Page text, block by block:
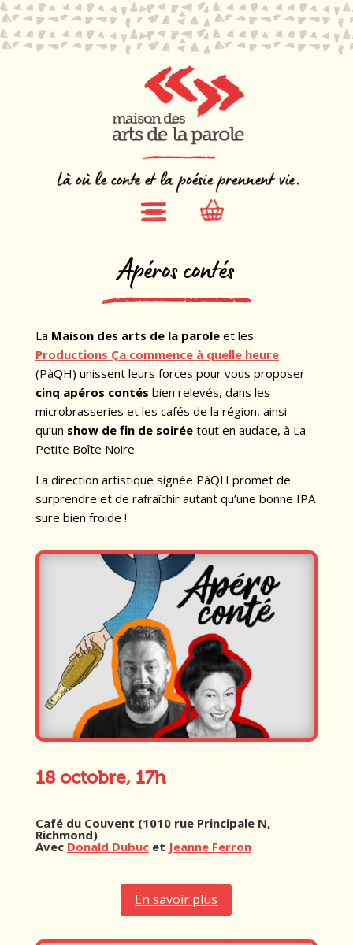
Apéros contés
La Maison des arts de la paroleet les
Productions Ça commence à quelle heure
(PàQH) unissent leurs forces pour vous proposer
cinq apéros contés bien relevés, dans les
microbrasseries et les cafés de la région, ainsi
qu’un show de fin de soiréetout en audace, à La
Petite Boîte Noire.
La direction artistique signée PàQH promet de
surprendre et de rafraîchir autant qu’une bonne IPA
sure bien froide !
18 octobre, 17h
Café du Couvent (1010 rue Principale N,
Richmond)
Avec Donald Dubucet Jeanne Ferron
En savoir plus